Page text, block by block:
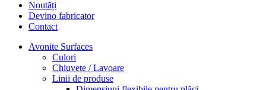
Noutăți
Devino fabricator
Contact
Avonite Surfaces
Culori
Chiuvete / Lavoare
Linii de produse